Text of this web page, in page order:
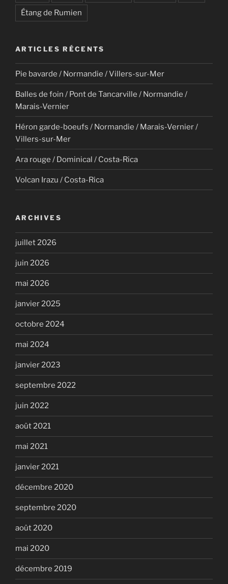
Étang de Rumien
ARTICLES RÉCENTS
Pie bavarde / Normandie / Villers-sur-Mer
Balles de foin / Pont de Tancarville / Normandie /
Marais-Vernier
Héron garde-boeufs / Normandie / Marais-Vernier /
Villers-sur-Mer
Ara rouge / Dominical / Costa-Rica
Volcan Irazu / Costa-Rica
ARCHIVES
juillet 2026
juin 2026
mai 2026
janvier 2025
octobre 2024
mai 2024
janvier 2023
septembre 2022
juin 2022
août 2021
mai 2021
janvier 2021
décembre 2020
septembre 2020
août 2020
mai 2020
décembre 2019